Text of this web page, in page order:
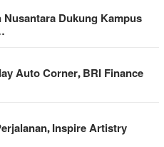
Dukung Kampus
Auto Corner, BRI Finance
Inspire Artistry